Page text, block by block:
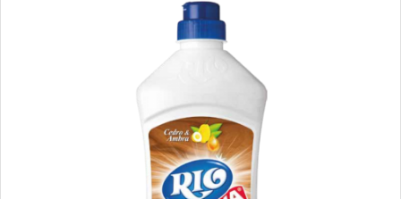
1.89 €30.62